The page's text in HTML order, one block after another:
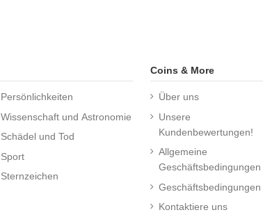
Persönlichkeiten
Wissenschaft und Astronomie
Schädel und Tod
Sport
Sternzeichen
Coins & More
Über uns
Unsere
Kundenbewertungen!
Allgemeine
Geschäftsbedingungen
Geschäftsbedingungen
Kontaktiere uns